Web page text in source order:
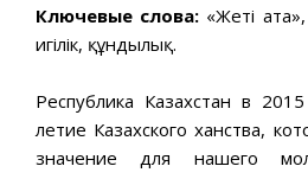
Ключевые слова: «Жеті ата»,
игілік, құндылық.
Республика Казахстан в
летие Казахского ханства,
значение для нашего